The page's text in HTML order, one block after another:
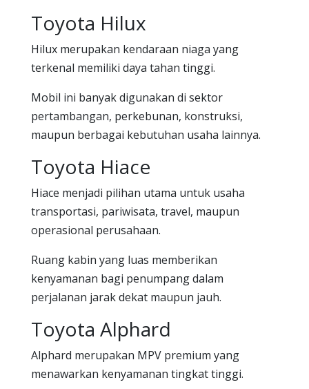
Toyota Hilux
Hilux merupakan kendaraan niaga yang
terkenal memiliki daya tahan tinggi.
Mobil ini banyak digunakan di sektor
pertambangan, perkebunan, konstruksi,
maupun berbagai kebutuhan usaha lainnya.
Toyota Hiace
Hiace menjadi pilihan utama untuk usaha
transportasi, pariwisata, travel, maupun
operasional perusahaan.
Ruang kabin yang luas memberikan
kenyamanan bagi penumpang dalam
perjalanan jarak dekat maupun jauh.
Toyota Alphard
Alphard merupakan MPV premium yang
menawarkan kenyamanan tingkat tinggi.